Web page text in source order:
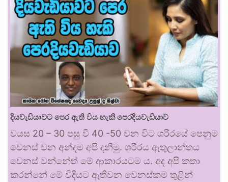
දියවැඩියාවට පෙර ඇති විය හැකි පෙරදියවැඩියාව
වයස 20 – 30 පසු වී 40 -50 වන විට ශරීරයේ පෙනුම
වෙනස් වන අන්දම අපි දනිමු. ශරීරය ඇතුලාන්තය
වෙනස් වන්නේත් මේ ආකාරයටම ය. අද අපි කතා
කරන්නේ මේ විදියට ඇතිවන වෙනස්කම තුළින්